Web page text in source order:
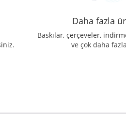
Daha fazla
Baskılar, çerçeveler,
ve çok daha